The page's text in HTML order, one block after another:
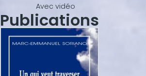
Publications